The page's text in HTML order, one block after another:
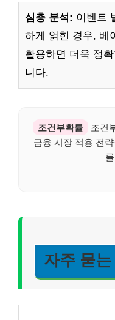
심층 분석: 이벤트
하게 얽힌 경우, 베
활용하면 더욱 정
니다.
조건부확률
조건
금융 시장 적용 전
자주 묻는